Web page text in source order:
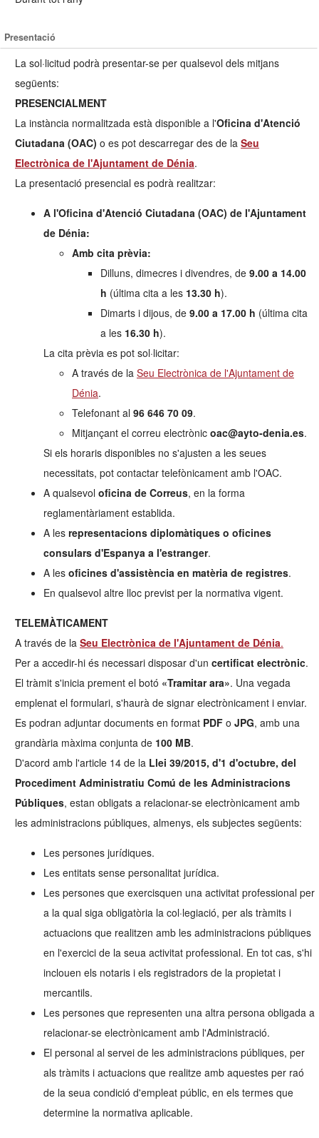
Presentació
La sol·licitud podrà presentar-se per qualsevol dels mitjans
següents:
PRESENCIALMENT
La instància normalitzada està disponible a l'Oficina d'Atenció
Ciutadana (OAC) o es pot descarregar des de la Seu
Electrònica de l'Ajuntament de Dénia.
La presentació presencial es podrà realitzar:
A l'Oficina d'Atenció Ciutadana (OAC) de l'Ajuntament
de Dénia:
Amb cita prèvia:
Dilluns, dimecres i divendres, de 9.00 a 14.00
h (última cita a les 13.30 h).
Dimarts i dijous, de 9.00 a 17.00 h (última cita
a les 16.30 h).
La cita prèvia es pot sol·licitar:
A través de la Seu Electrònica de l'Ajuntament de
Dénia.
Telefonant al 96 646 70 09.
Mitjançant el correu electrònic oac@ayto-denia.es.
Si els horaris disponibles no s'ajusten a les seues
necessitats, pot contactar telefònicament amb l'OAC.
A qualsevol oficina de Correus, en la forma
reglamentàriament establida.
A les representacions diplomàtiques o oficines
consulars d'Espanya a l'estranger.
A les oficines d'assistència en matèria de registres.
En qualsevol altre lloc previst per la normativa vigent.
TELEMÀTICAMENT
A través de la Seu Electrònica de l'Ajuntament de Dénia.
Per a accedir-hi és necessari disposar d'un certificat electrònic.
El tràmit s'inicia prement el botó «Tramitar ara». Una vegada
emplenat el formulari, s'haurà de signar electrònicament i enviar.
Es podran adjuntar documents en format PDF o JPG, amb una
grandària màxima conjunta de 100 MB.
D'acord amb l'article 14 de la Llei 39/2015, d'1 d'octubre, del
Procediment Administratiu Comú de les Administracions
Públiques, estan obligats a relacionar-se electrònicament amb
les administracions públiques, almenys, els subjectes següents:
Les persones jurídiques.
Les entitats sense personalitat jurídica.
Les persones que exercisquen una activitat professional per
a la qual siga obligatòria la col·legiació, per als tràmits i
actuacions que realitzen amb les administracions públiques
en l'exercici de la seua activitat professional. En tot cas, s'hi
inclouen els notaris i els registradors de la propietat i
mercantils.
Les persones que representen una altra persona obligada a
relacionar-se electrònicament amb l'Administració.
El personal al servei de les administracions públiques, per
als tràmits i actuacions que realitze amb aquestes per raó
de la seua condició d'empleat públic, en els termes que
determine la normativa aplicable.